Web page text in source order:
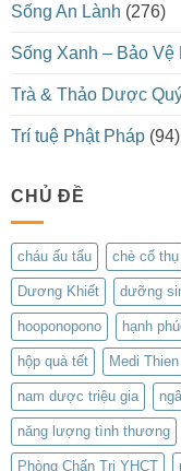
Sống An Lành (276)
Sống Xanh – Bảo Vệ
Trà & Thảo Dược
Trí tuệ Phật Pháp (94)
CHỦ ĐỀ
cháu ấu tẩu chè cổ thụ
Dương Khiết dưỡng
hooponopono hạnh
hộp quà tết Medi
nam dược triệu gia
năng lượng tình thương
Phòng Chẩn Trị YHCT